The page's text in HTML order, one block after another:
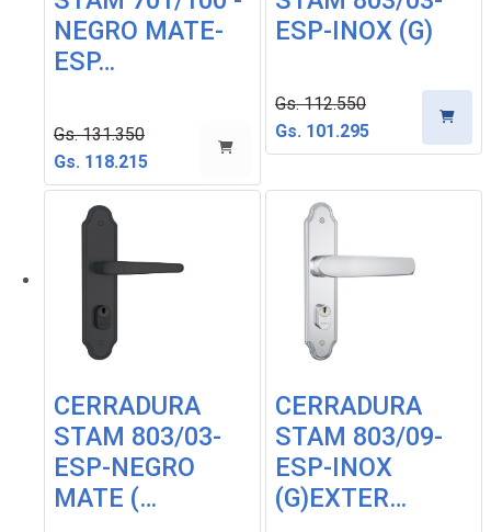
NEGRO MATE-
ESP…
Gs. 131.350
Gs. 118.215
ESP-INOX (G)
Gs. 112.550
Gs. 101.295
CERRADURA
STAM 803/03-
ESP-NEGRO
MATE (…
CERRADURA
STAM 803/09-
ESP-INOX
(G)EXTER…